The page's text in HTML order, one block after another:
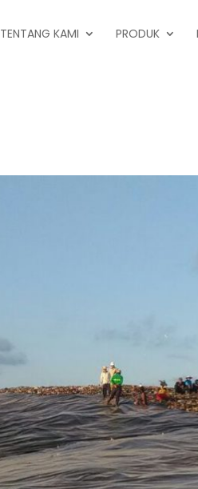
TENTANG KAMI PRODUK